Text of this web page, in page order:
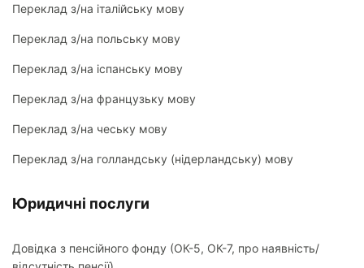
Переклад з/на італійську мову
Переклад з/на польську мову
Переклад з/на іспанську мову
Переклад з/на французьку мову
Переклад з/на чеську мову
Переклад з/на голландську (нідерландську) мову
Юридичні послуги
Довідка з пенсійного фонду (ОК-5, ОК-7, про наявність/